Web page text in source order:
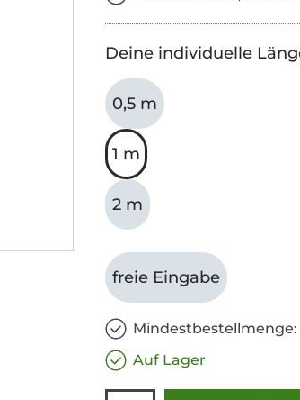
Deine individuelle
0,5 m
1 m
2 m
freie Eingabe
Mindestbestellmenge:
Auf Lager